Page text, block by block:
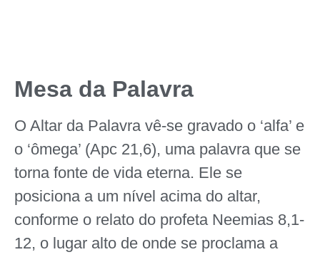
Mesa da Palavra
O Altar da Palavra vê-se gravado o ‘alfa’ e
o ‘ômega’ (Apc 21,6), uma palavra que se
torna fonte de vida eterna. Ele se
posiciona a um nível acima do altar,
conforme o relato do profeta Neemias 8,1-
12, o lugar alto de onde se proclama a